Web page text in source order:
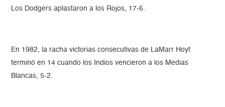
Los Dodgers aplastaron a los Rojos, 17-6.
En 1982, la racha victorias consecutivas de LaMarr Hoyt
terminó en 14 cuando los Indios vencieron a los Medias
Blancas, 5-2.